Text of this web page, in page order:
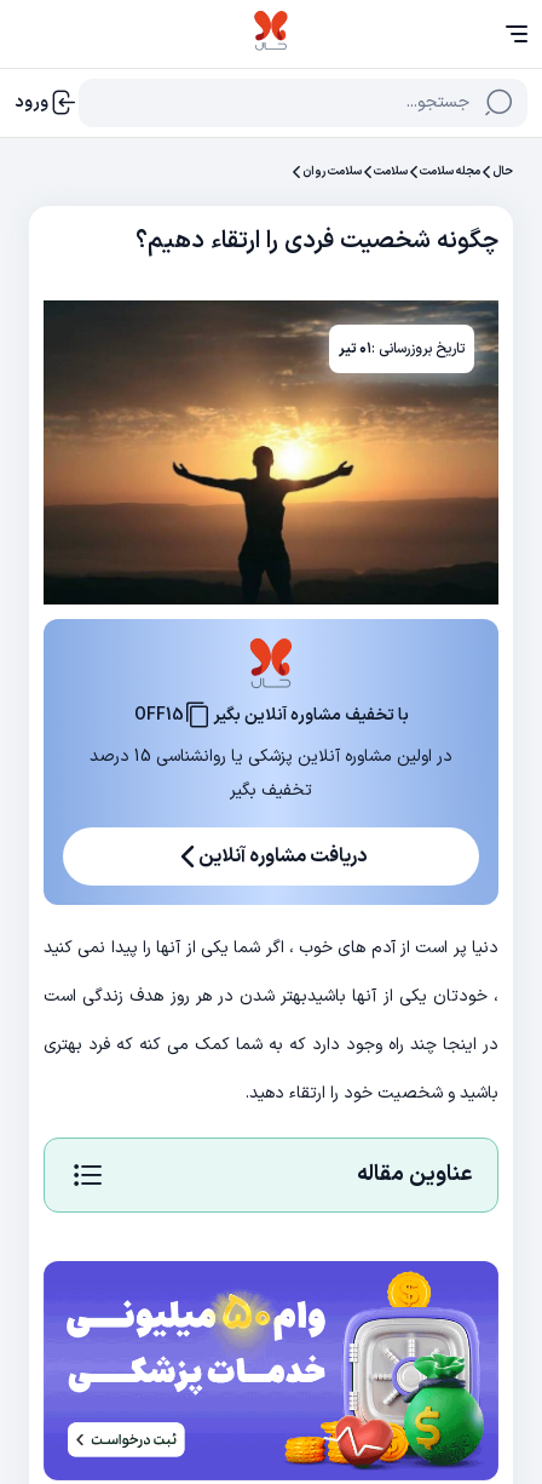
جستجو... ورود
حال مجله سلامت سلامت سلامت روان
چگونه شخصیت فردی را ارتقاء دهیم؟
تاریخ بروزرسانی :۰۱ تیر
با تخفیف مشاوره آنلاین بگیر
OFF15
در اولین مشاوره آنلاین پزشکی یا روانشناسی 15 درصد
تخفیف بگیر
دریافت مشاوره آنلاین
دنیا پر است از آدم های خوب ، اگر شما یکی از آنها را پیدا نمی کنید
، خودتان یکی از آنها باشیدبهتر شدن در هر روز هدف زندگی است
در اینجا چند راه وجود دارد که به شما کمک می کنه که فرد بهتری
باشید و شخصیت خود را ارتقاء دهید.
عناوین مقاله